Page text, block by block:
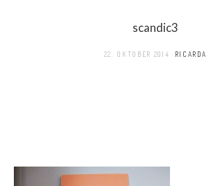
scandic3
22. OKTOBER 2014 RICARDA